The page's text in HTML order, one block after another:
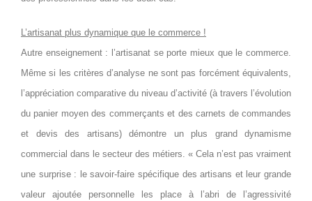
L’artisanat plus dynamique que le commerce !
Autre enseignement : l’artisanat se porte mieux que le commerce.
Même si les critères d’analyse ne sont pas forcément équivalents,
l’appréciation comparative du niveau d’activité (à travers l’évolution
du panier moyen des commerçants et des carnets de commandes
et devis des artisans) démontre un plus grand dynamisme
commercial dans le secteur des métiers. « Cela n’est pas vraiment
une surprise : le savoir-faire spécifique des artisans et leur grande
valeur ajoutée personnelle les place à l’abri de l’agressivité